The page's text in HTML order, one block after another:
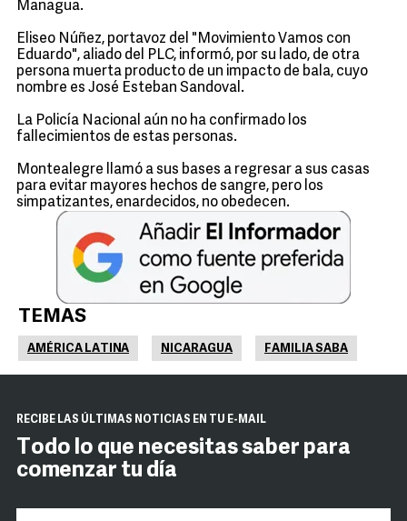
Managua.
Eliseo Núñez, portavoz del "Movimiento Vamos con
Eduardo", aliado del PLC, informó, por su lado, de otra
persona muerta producto de un impacto de bala, cuyo
nombre es José Esteban Sandoval.
La Policía Nacional aún no ha confirmado los
fallecimientos de estas personas.
Montealegre llamó a sus bases a regresar a sus casas
para evitar mayores hechos de sangre, pero los
simpatizantes, enardecidos, no obedecen.
TEMAS
AMÉRICA LATINA NICARAGUA FAMILIA SABA
RECIBE LAS ÚLTIMAS NOTICIAS EN TU E-MAIL
Todo lo que necesitas saber para
comenzar tu día